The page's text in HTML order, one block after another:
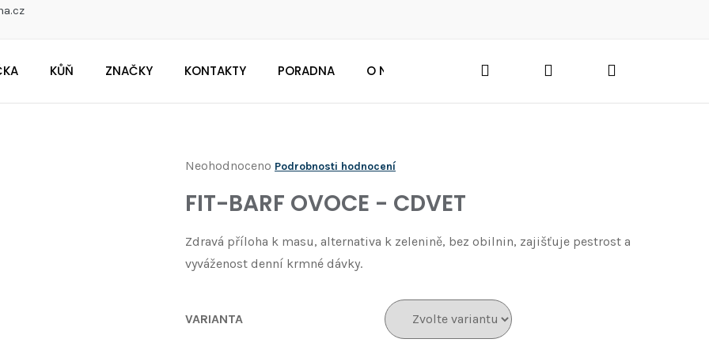
KŮŇ ZNAČKY KONTAKTY PORADNA O NÁS Hledat PřihlášeníNákupní
Průměrné
produktu
hvězdiček.
Neohodnoceno Podrobnosti hodnocení
FIT-BARF OVOCE - CDVET
Zdravá příloha k masu, alternativa k zelenině, bez obilnin, zajišťuje pestrost a
vyváženost denní krmné dávky.
VARIANTA
CO POTŘEBUJETE NAJÍT?